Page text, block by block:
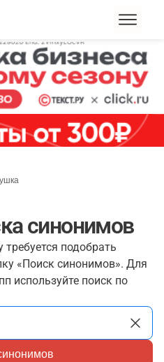
синонимов
подобрать
«Поиск синонимов». Для
используйте поиск по